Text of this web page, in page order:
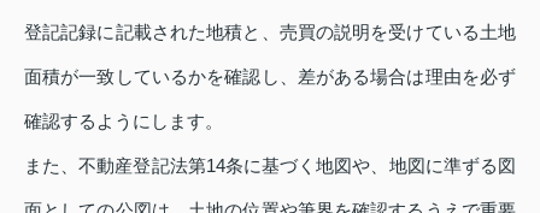
登記記録に記載された地積と、売買の説明を受けている土地
面積が一致しているかを確認し、差がある場合は理由を必ず
確認するようにします。
また、不動産登記法第14条に基づく地図や、地図に準ずる図